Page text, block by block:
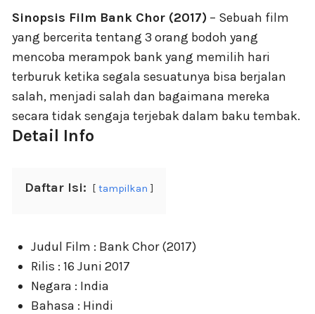
Sinopsis Film Bank Chor (2017) – Sebuah film
yang bercerita tentang 3 orang bodoh yang
mencoba merampok bank yang memilih hari
terburuk ketika segala sesuatunya bisa berjalan
salah, menjadi salah dan bagaimana mereka
secara tidak sengaja terjebak dalam baku tembak.
Detail Info
Daftar Isi: tampilkan
Judul Film : Bank Chor (2017)
Rilis : 16 Juni 2017
Negara : India
Bahasa : Hindi